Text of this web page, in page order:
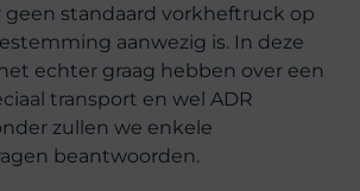
standaard vorkheftruck op
aanwezig is. In deze
echter graag hebben over een
transport en wel ADR
zullen we enkele
beantwoorden.